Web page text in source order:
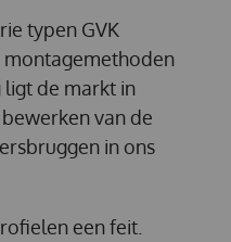
typen GVK
ligt de markt in
van de
in ons
een feit.